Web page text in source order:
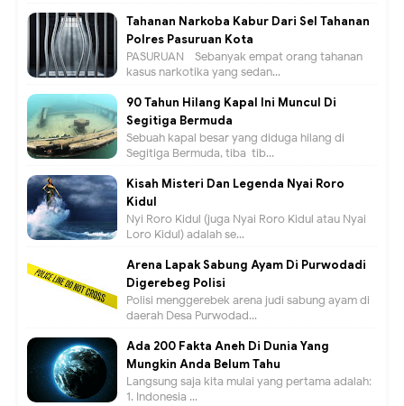
Tahanan Narkoba Kabur Dari Sel Tahanan
Polres Pasuruan Kota
PASURUAN - Sebanyak empat orang tahanan
kasus narkotika yang sedan...
90 Tahun Hilang Kapal Ini Muncul Di
Segitiga Bermuda
Sebuah kapal besar yang diduga hilang di
Segitiga Bermuda, tiba-tib...
Kisah Misteri Dan Legenda Nyai Roro
Kidul
Nyi Roro Kidul (juga Nyai Roro Kidul atau Nyai
Loro Kidul) adalah se...
Arena Lapak Sabung Ayam Di Purwodadi
Digerebeg Polisi
Polisi menggerebek arena judi sabung ayam di
daerah Desa Purwodad...
Ada 200 Fakta Aneh Di Dunia Yang
Mungkin Anda Belum Tahu
Langsung saja kita mulai yang pertama adalah:
1. Indonesia ...